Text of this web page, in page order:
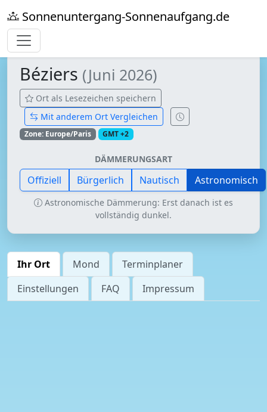
Sonnenuntergang-Sonnenaufgang.de
Béziers (Juni 2026)
Ort als Lesezeichen speichern
Mit anderem Ort Vergleichen
Zone: Europe/Paris GMT +2
DÄMMERUNGSART
Offiziell Bürgerlich Nautisch Astronomisch
Astronomische Dämmerung: Erst danach ist es
vollständig dunkel.
Ihr Ort Mond
Terminplaner
Einstellungen
FAQ Impressum